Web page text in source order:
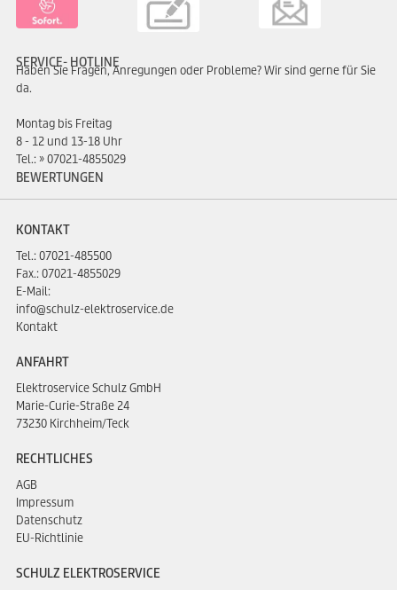
SERVICE- HOTLINE
Haben Sie Fragen, Anregungen oder Probleme? Wir sind gerne für Sie
da.
Montag bis Freitag
8 - 12 und 13-18 Uhr
Tel.: 07021-4855029
BEWERTUNGEN
KONTAKT
Tel.:07021-485500
Fax.: 07021-4855029
E-Mail:
info@schulz-elektroservice.de
Kontakt
ANFAHRT
Elektroservice Schulz GmbH
Marie-Curie-Straße 24
73230 Kirchheim/Teck
RECHTLICHES
AGB
Impressum
Datenschutz
EU-Richtlinie
SCHULZ ELEKTROSERVICE